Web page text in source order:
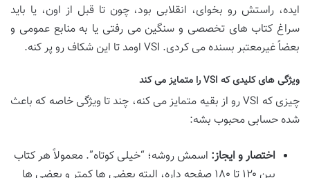
ایده، راستش رو بخوای، انقلابی بود، چون تا قبل از اون، یا باید
سراغ کتاب های تخصصی و سنگین می رفتی یا به منابع عمومی و
بعضاً غیرمعتبر بسنده می کردی. VSI اومد تا این شکاف رو پر کنه.
ویژگی های کلیدی که VSI را متمایز می کند
چیزی که VSI رو از بقیه متمایز می کنه، چند تا ویژگی خاصه که باعث
شده حسابی محبوب بشه:
اختصار و ایجاز: اسمش روشه؛ “خیلی کوتاه”. معمولاً هر کتاب